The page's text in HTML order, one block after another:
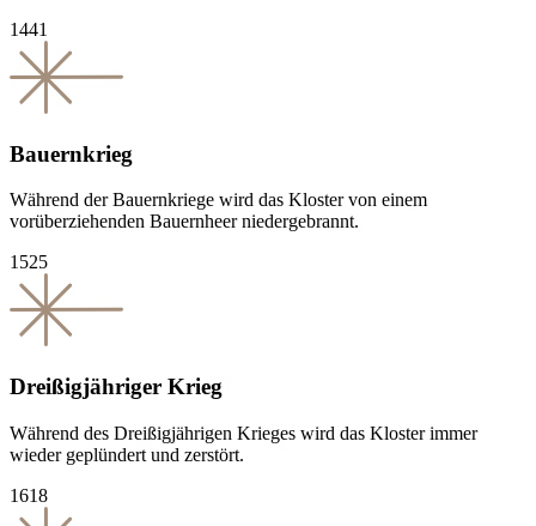
1441
Bauernkrieg
Während der Bauernkriege wird das Kloster von einem
vorüberziehenden Bauernheer niedergebrannt.
1525
Dreißigjähriger Krieg
Während des Dreißigjährigen Krieges wird das Kloster immer
wieder geplündert und zerstört.
1618